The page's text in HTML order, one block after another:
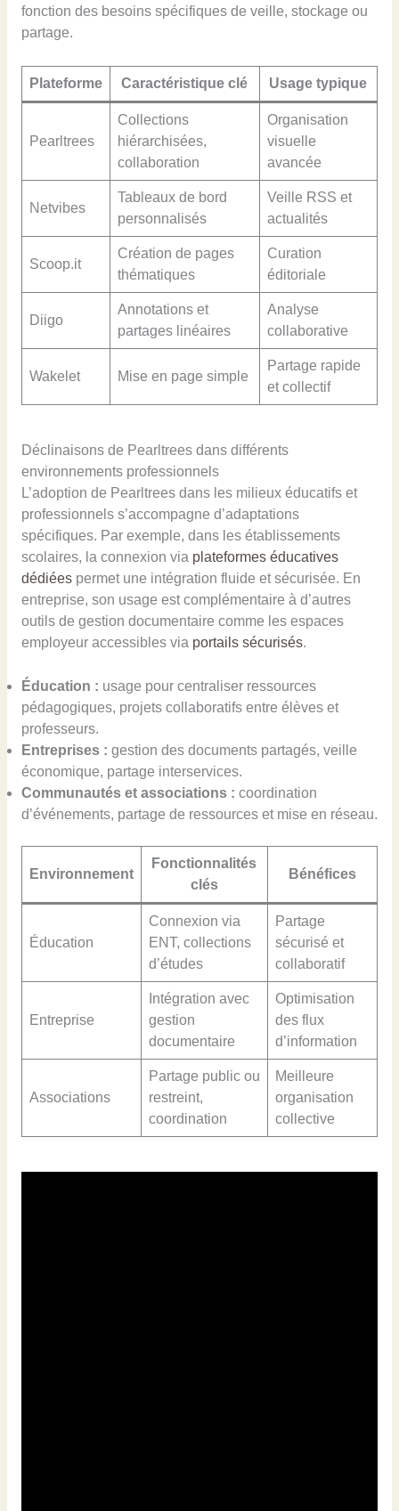
fonction des besoins spécifiques de veille, stockage ou
partage.
Plateforme Caractéristique clé Usage typique
Pearltrees
Collections
hiérarchisées,
collaboration
Organisation
visuelle
avancée
Netvibes
Tableaux de bord
personnalisés
Veille RSS et
actualités
Scoop.it
Création de pages
thématiques
Curation
éditoriale
Diigo
Annotations et
partages linéaires
Analyse
collaborative
Wakelet Mise en page simple
Partage rapide
et collectif
Déclinaisons de Pearltrees dans différents
environnements professionnels
L’adoption de Pearltrees dans les milieux éducatifs et
professionnels s’accompagne d’adaptations
spécifiques. Par exemple, dans les établissements
scolaires, la connexion via plateformes éducatives
dédiéespermet une intégration fluide et sécurisée. En
entreprise, son usage est complémentaire à d’autres
outils de gestion documentaire comme les espaces
employeur accessibles via portails sécurisés.
Éducation : usage pour centraliser ressources
pédagogiques, projets collaboratifs entre élèves et
professeurs.
Entreprises : gestion des documents partagés, veille
économique, partage interservices.
Communautés et associations : coordination
d’événements, partage de ressources et mise en réseau.
Environnement
Fonctionnalités
clés
Bénéfices
Éducation
Connexion via
ENT, collections
d’études
Partage
sécurisé et
collaboratif
Entreprise
Intégration avec
gestion
documentaire
Optimisation
des flux
d’information
Associations
Partage public ou
restreint,
coordination
Meilleure
organisation
collective